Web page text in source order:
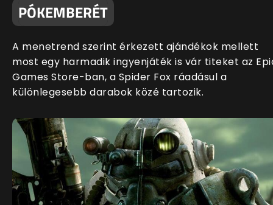
PÓKEMBERÉT
A menetrend szerint érkezett ajándékok mellett
most egy harmadik ingyenjáték is vár titeket az
Games Store-ban, a Spider Fox ráadásul a
különlegesebb darabok közé tartozik.